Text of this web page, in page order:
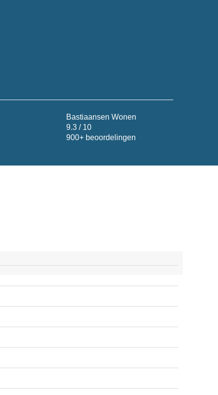
Bastiaansen Wonen
9.3 / 10
900+ beoordelingen